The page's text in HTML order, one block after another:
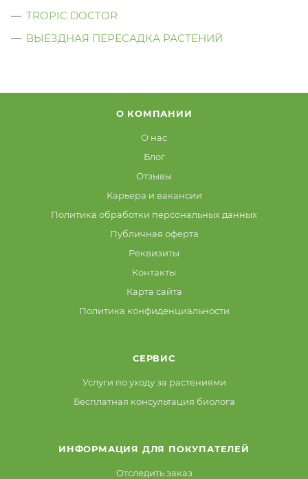
TROPIC DOCTOR
ВЫЕЗДНАЯ ПЕРЕСАДКА РАСТЕНИЙ
О КОМПАНИИ
О нас
Блог
Отзывы
Карьера и вакансии
Политика обработки персональных данных
Публичная оферта
Реквизиты
Контакты
Карта сайта
Политика конфиденциальности
СЕРВИС
Услуги по уходу за растениями
Бесплатная консультация биолога
ИНФОРМАЦИЯ ДЛЯ ПОКУПАТЕЛЕЙ
Отследить заказ